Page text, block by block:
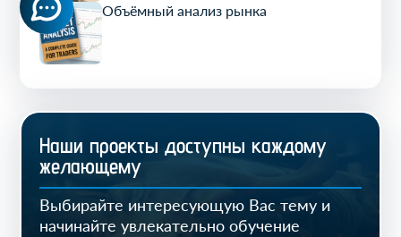
Объёмный анализ рынка
Наши проекты доступны каждому
желающему
Выбирайте интересующую Вас тему и
начинайте увлекательно обучение